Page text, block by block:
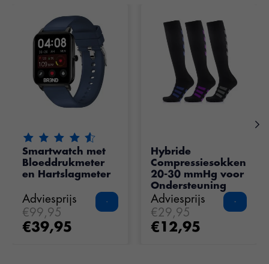
De beoordeling van dit product is 4.5
Smartwatch met
Bloeddrukmeter
en Hartslagmeter
Adviesprijs
€99,95
€39,95
Hybride
Compressiesokken
20-30 mmHg voor
Ondersteuning
Adviesprijs
€29,95
€12,95